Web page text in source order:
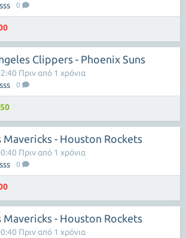
0
Clippers - Phoenix Suns
0
Πριν από 1 χρόνια
Mavericks - Houston Rockets
0
Πριν από 1 χρόνια
Mavericks - Houston Rockets
Πριν από 1 χρόνια